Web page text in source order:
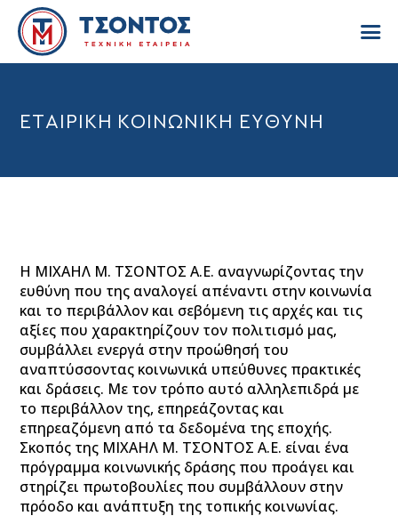
ΕΤΑΙΡΙΚΗ ΚΟΙΝΩΝΙΚΗ ΕΥΘΥΝΗ
Η ΕΤΑΙΡΕΙΑ ΜΑΣ
English
Η ΜΙΧΑΗΛ Μ. ΤΣΟΝΤΟΣ Α.Ε. αναγνωρίζοντας την
ευθύνη που της αναλογεί απέναντι στην κοινωνία
και το περιβάλλον και σεβόμενη τις αρχές και τις
αξίες που χαρακτηρίζουν τον πολιτισμό μας,
συμβάλλει ενεργά στην προώθησή του
αναπτύσσοντας κοινωνικά υπεύθυνες πρακτικές
και δράσεις. Με τον τρόπο αυτό αλληλεπιδρά με
το περιβάλλον της, επηρεάζοντας και
επηρεαζόμενη από τα δεδομένα της εποχής.
Σκοπός της ΜΙΧΑΗΛ Μ. ΤΣΟΝΤΟΣ Α.Ε. είναι ένα
πρόγραμμα κοινωνικής δράσης που προάγει και
στηρίζει πρωτοβουλίες που συμβάλλουν στην
πρόοδο και ανάπτυξη της τοπικής κοινωνίας.